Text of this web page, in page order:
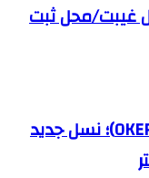
سربازان با ۸ سال غیبت/محل ثبت
معرفی کرکره فولادی اوکر (OKER)؛ نسل جدید